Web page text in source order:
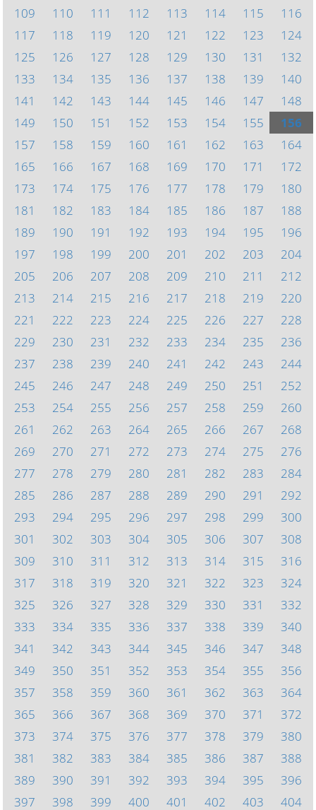
109
110 111 112 113 114 115
116
117
118 119 120 121 122 123
124
125
126 127 128 129 130 131
132
133
134 135 136 137 138 139
140
141
142 143 144 145 146 147
148
149
150 151 152 153 154 155
156
157
158 159 160 161 162 163
164
165
166 167 168 169 170 171
172
173
174 175 176 177 178 179
180
181
182 183 184 185 186 187
188
189
190 191 192 193 194 195
196
197
198 199 200 201 202 203
204
205
206 207 208 209 210 211
212
213
214 215 216 217 218 219
220
221
222 223 224 225 226 227
228
229
230 231 232 233 234 235
236
237
238 239 240 241 242 243
244
245
246 247 248 249 250 251
252
253
254 255 256 257 258 259
260
261
262 263 264 265 266 267
268
269
270 271 272 273 274 275
276
277
278 279 280 281 282 283
284
285
286 287 288 289 290 291
292
293
294 295 296 297 298 299
300
301
302 303 304 305 306 307
308
309
310 311 312 313 314 315
316
317
318 319 320 321 322 323
324
325
326 327 328 329 330 331
332
333
334 335 336 337 338 339
340
341
342 343 344 345 346 347
348
349
350 351 352 353 354 355
356
357
358 359 360 361 362 363
364
365
366 367 368 369 370 371
372
373
374 375 376 377 378 379
380
381
382 383 384 385 386 387
388
389
390 391 392 393 394 395
396
397
398 399 400 401 402 403 404